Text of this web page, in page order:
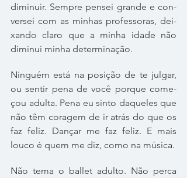
dimi­nuir. Sempre pen­sei grande e con­
ver­sei com as minhas pro­fes­so­ras, dei­
xando claro que a minha idade não
dimi­nui minha deter­mi­na­ção.
Ninguém está na posi­ção de te jul­gar,
ou sen­tir pena de você por­que come­
çou adulta. Pena eu sinto daque­les que
não têm cora­gem de ir atrás do que os
faz feliz. Dançar me faz feliz. E mais
louco é quem me diz, como na música.
Não tema o bal­let adulto. Não perca